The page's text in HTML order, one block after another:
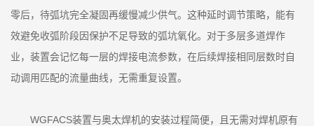
零后，待弧坑完全凝固再缓慢减少供气。这种延时调节策略，能有
效避免收弧阶段因保护不足导致的弧坑氧化。对于多层多道焊作
业，装置会记忆每一层的焊接电流参数，在后续焊接相同层数时自
动调用匹配的流量曲线，无需重复设置。
WGFACS装置与奥太焊机的安装过程简便，且无需对焊机原有